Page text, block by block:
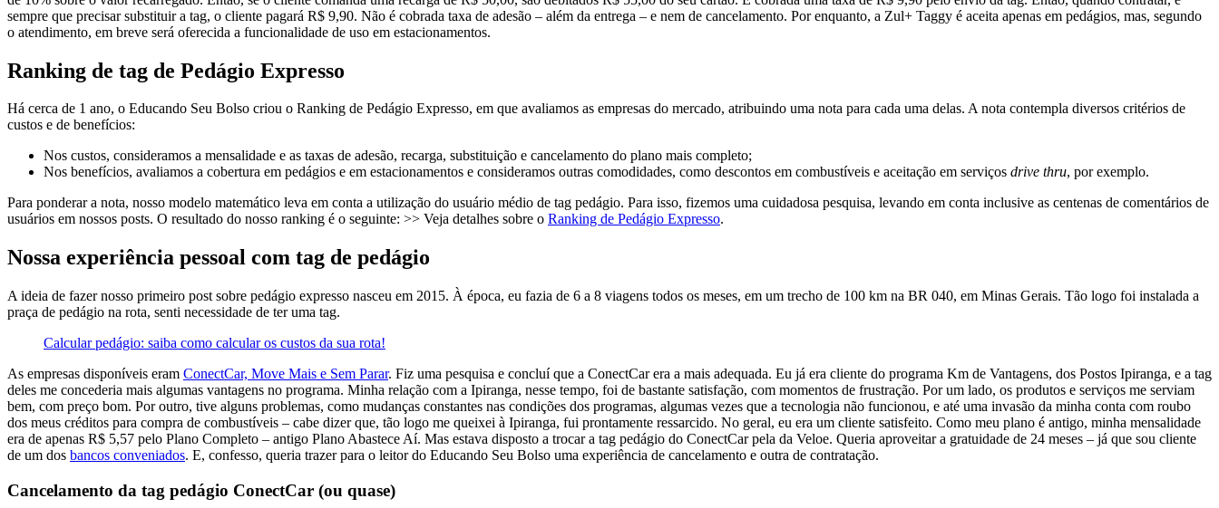
sempre que precisar substituir a tag, o cliente pagará R$ 9,90. Não é cobrada taxa de adesão – além da entrega – e nem de cancelamento. Por enquanto, a Zul+ Taggy é aceita apenas em pedágios, mas, segundo
o atendimento, em breve será oferecida a funcionalidade de uso em estacionamentos.
Ranking de tag de Pedágio Expresso
Há cerca de 1 ano, o Educando Seu Bolso criou o Ranking de Pedágio Expresso, em que avaliamos as empresas do mercado, atribuindo uma nota para cada uma delas. A nota contempla diversos critérios de
custos e de benefícios:
Nos custos, consideramos a mensalidade e as taxas de adesão, recarga, substituição e cancelamento do plano mais completo;
Nos benefícios, avaliamos a cobertura em pedágios e em estacionamentos e consideramos outras comodidades, como descontos em combustíveis e aceitação em serviços drive thru, por exemplo.
Para ponderar a nota, nosso modelo matemático leva em conta a utilização do usuário médio de tag pedágio. Para isso, fizemos uma cuidadosa pesquisa, levando em conta inclusive as centenas de comentários de
usuários em nossos posts. O resultado do nosso ranking é o seguinte: >> Veja detalhes sobre o Ranking de Pedágio Expresso.
Nossa experiência pessoal com tag de pedágio
A ideia de fazer nosso primeiro post sobre pedágio expresso nasceu em 2015. À época, eu fazia de 6 a 8 viagens todos os meses, em um trecho de 100 km na BR 040, em Minas Gerais. Tão logo foi instalada a
praça de pedágio na rota, senti necessidade de ter uma tag.
Calcular pedágio: saiba como calcular os custos da sua rota!
As empresas disponíveis eram ConectCar, Move Mais e Sem Parar. Fiz uma pesquisa e concluí que a ConectCar era a mais adequada. Eu já era cliente do programa Km de Vantagens, dos Postos Ipiranga, e a tag
deles me concederia mais algumas vantagens no programa. Minha relação com a Ipiranga, nesse tempo, foi de bastante satisfação, com momentos de frustração. Por um lado, os produtos e serviços me serviam
bem, com preço bom. Por outro, tive alguns problemas, como mudanças constantes nas condições dos programas, algumas vezes que a tecnologia não funcionou, e até uma invasão da minha conta com roubo
dos meus créditos para compra de combustíveis – cabe dizer que, tão logo me queixei à Ipiranga, fui prontamente ressarcido. No geral, eu era um cliente satisfeito. Como meu plano é antigo, minha mensalidade
era de apenas R$ 5,57 pelo Plano Completo – antigo Plano Abastece Aí. Mas estava disposto a trocar a tag pedágio do ConectCar pela da Veloe. Queria aproveitar a gratuidade de 24 meses – já que sou cliente
de um dos bancos conveniados. E, confesso, queria trazer para o leitor do Educando Seu Bolso uma experiência de cancelamento e outra de contratação.
Cancelamento da tag pedágio ConectCar (ou quase)